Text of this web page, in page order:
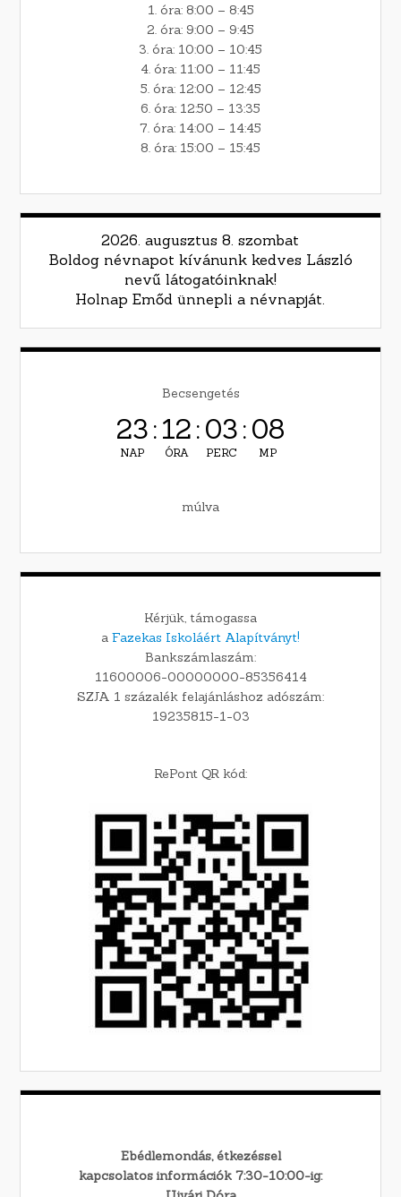
1. óra: 8:00 – 8:45
2. óra: 9:00 – 9:45
3. óra: 10:00 – 10:45
4. óra: 11:00 – 11:45
5. óra: 12:00 – 12:45
6. óra: 12:50 – 13:35
7. óra: 14:00 – 14:45
8. óra: 15:00 – 15:45
2026. augusztus 8. szombat
Boldog névnapot kívánunk kedves László
nevű látogatóinknak!
Holnap Emőd ünnepli a névnapját.
Becsengetés
23
NAP
:12
ÓRA
:03
PERC
:07
MP
múlva
Kérjük, támogassa
a Fazekas Iskoláért Alapítványt!
Bankszámlaszám:
11600006-00000000-85356414
SZJA 1 százalék felajánláshoz adószám:
19235815-1-03
RePont QR kód:
Ebédlemondás, étkezéssel
kapcsolatos információk 7:30-10:00-ig: